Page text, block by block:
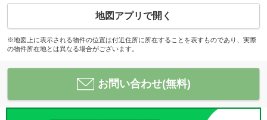
地図アプリで開く
※地図上に表示される物件の位置は付近住所に所在することを表すものであり、実際
の物件所在地とは異なる場合がございます。
お問い合わせ(無料)